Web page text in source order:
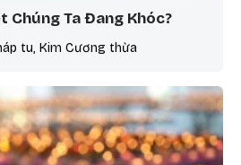
Chúng Ta Đang Khóc?
tu, Kim Cương thừa